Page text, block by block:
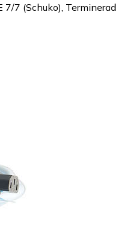
7/7 (Schuko), Terminerad